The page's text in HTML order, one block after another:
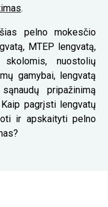
.
pelno mokesčio
MTEP lengvatą,
nuostolių
gamybai, lengvatą
pripažinimą
pagrįsti lengvatų
ir apskaityti pelno